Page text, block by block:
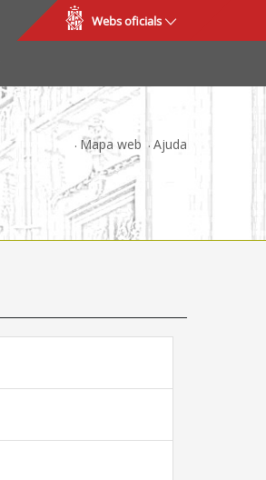
Webs oficials
Mapa web Ajuda